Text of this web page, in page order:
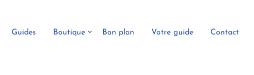
Guides Boutique Bon plan Votre guide Contact